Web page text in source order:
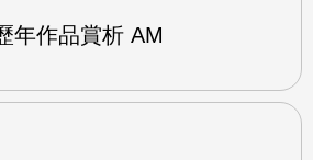
年作品賞析 AM